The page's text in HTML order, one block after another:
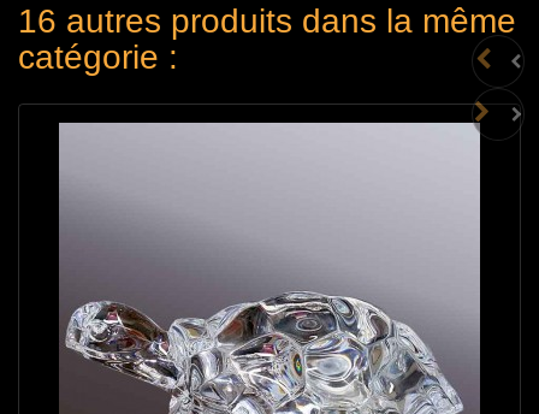
16 autres produits dans la même
catégorie :